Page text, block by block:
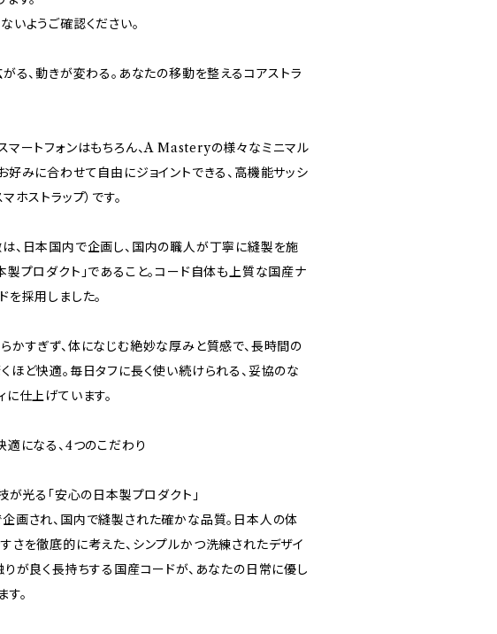
いようご確認ください。
がる、動きが変わる。あなたの移動を整えるコアストラ
マートフォンはもちろん、A Masteryの様々なミニマル
好みに合わせて自由にジョイントできる、高機能サッシ
ホストラップ）です。
、日本国内で企画し、国内の職人が丁寧に縫製を施
製プロダクト」であること。コード自体も上質な国産ナ
を採用しました。
かすぎず、体になじむ絶妙な厚みと質感で、長時間の
ほど快適。毎日タフに長く使い続けられる、妥協のな
に仕上げています。
になる、4つのこだわり
技が光る「安心の日本製プロダクト」
画され、国内で縫製された確かな品質。日本人の体
さを徹底的に考えた、シンプルかつ洗練されたデザイ
りが良く長持ちする国産コードが、あなたの日常に優し
す。